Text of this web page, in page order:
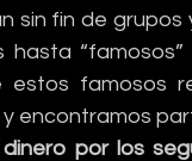
sin fin de
hasta
estos famosos
encontramos
por los